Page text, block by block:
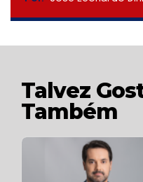
Talvez
Também